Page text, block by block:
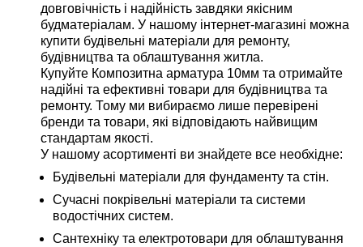
довговічність і надійність завдяки якісним
будматеріалам. У нашому інтернет-магазині можна
купити будівельні матеріали для ремонту,
будівництва та облаштування житла.
Купуйте Композитна арматура 10мм та отримайте
надійні та ефективні товари для будівництва та
ремонту. Тому ми вибираємо лише перевірені
бренди та товари, які відповідають найвищим
стандартам якості.
У нашому асортименті ви знайдете все необхідне:
Будівельні матеріали для фундаменту та стін.
Сучасні покрівельні матеріали та системи
водостічних систем.
Сантехніку та електротовари для облаштування